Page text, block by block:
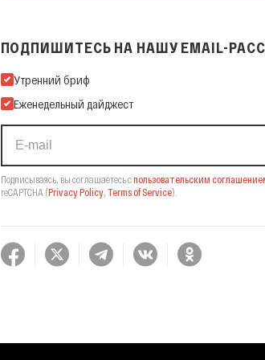
ПОДПИШИТЕСЬ НА НАШУ EMAIL-
Подпишитесь на нашу Email-рассылку
Утренний бриф
Еженедельный дайджест
Подписываясь, вы соглашаетесь спользовательским
reCAPTCHA (Privacy Policy, Terms of Service).